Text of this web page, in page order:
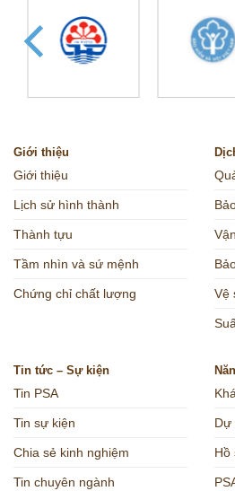
Giới thiệu
Giới thiệu
Lịch sử hình thành
Thành tựu
Tầm nhìn và sứ mệnh
Chứng chỉ chất lượng Vệ
Tin tức – Sự kiện
Tin PSA
Tin sự kiện
Chia sẻ kinh nghiệm
Tin chuyên ngành
Dự
Hồ